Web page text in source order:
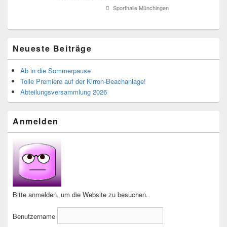
Sporthalle Münchingen
Neueste Beiträge
Ab in die Sommerpause
Tolle Premiere auf der Kirron-Beachanlage!
Abteilungsversammlung 2026
Anmelden
Bitte anmelden, um die Website zu besuchen.
Benutzername